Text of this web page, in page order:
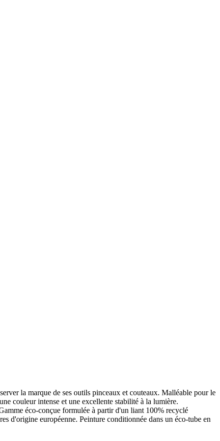
la marque de ses outils pinceaux et couteaux. Malléable pour le
couleur intense et une excellente stabilité à la lumière.
éco-conçue formulée à partir d'un liant 100% recyclé
d'origine européenne. Peinture conditionnée dans un éco-tube en